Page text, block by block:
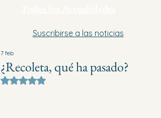
Suscribirse a las noticias
¿Recoleta, qué ha pasado?
7 feb
Obtuvo NaN de 5 estrellas.